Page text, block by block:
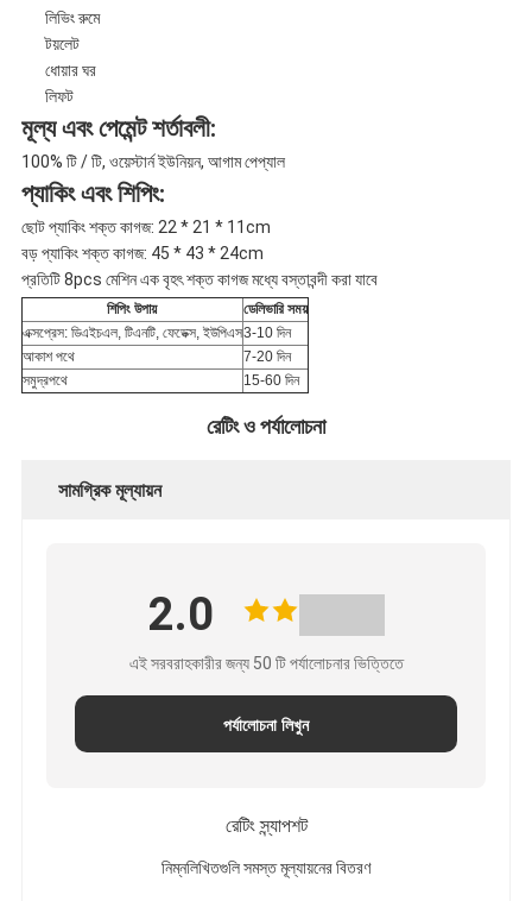
লিভিং রুমে
টয়লেট
ধোয়ার ঘর
লিফট
মূল্য এবং পেমেন্ট শর্তাবলী:
100% টি / টি, ওয়েস্টার্ন ইউনিয়ন, আগাম পেপ্যাল
প্যাকিং এবং শিপিং:
ছোট প্যাকিং শক্ত কাগজ: 22 * ​​21 * 11cm
বড় প্যাকিং শক্ত কাগজ: 45 * 43 * 24cm
প্রতিটি 8pcs মেশিন এক বৃহৎ শক্ত কাগজ মধ্যে বস্তাবন্দী করা যাবে
শিপিং উপায়
ডেলিভারি সময়
এক্সপ্রেস: ডিএইচএল, টিএনটি, ফেডেক্স, ইউপিএস3-10 দিন
আকাশ পথে
7-20 দিন
সমুদ্রপথে
15-60 দিন
রেটিং ও পর্যালোচনা
সামগ্রিক মূল্যায়ন
2.0
এই সরবরাহকারীর জন্য 50 টি পর্যালোচনার ভিত্তিতে
পর্যালোচনা লিখুন
রেটিং স্ন্যাপশট
নিম্নলিখিতগুলি সমস্ত মূল্যায়নের বিতরণ